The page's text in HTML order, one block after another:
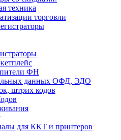
техника
торговли
ФН
данных ОФД, ЭДО
штрих кодов
для ККТ и принтеров